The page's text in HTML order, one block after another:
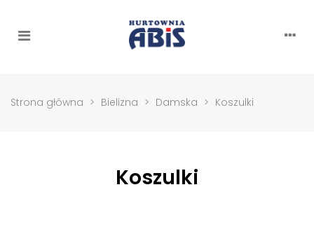
Strona główna > Bielizna > Damska > Koszulki
Koszulki